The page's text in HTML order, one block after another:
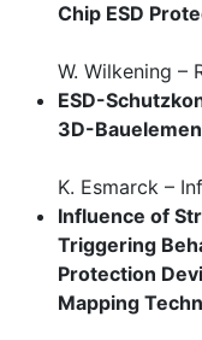
Chip ESD
W. Wilkening –
ESD-
3D-
K. Esmarck –
Influence of
Triggering
Protection
Mapping